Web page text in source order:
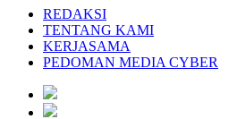
REDAKSI
TENTANG KAMI
KERJASAMA
PEDOMAN MEDIA CYBER